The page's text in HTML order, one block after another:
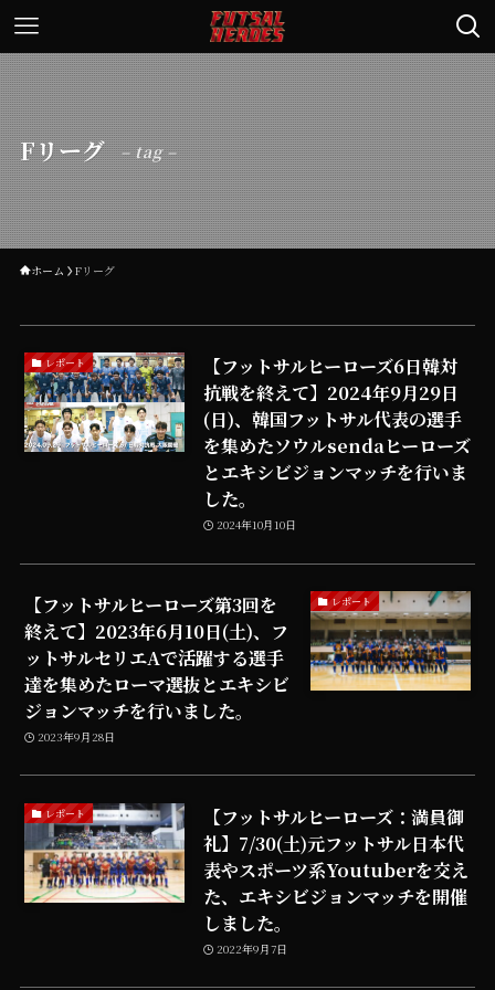
Fリーグ – tag –
ホーム Fリーグ
レポート
【フットサルヒーローズ6日韓対
抗戦を終えて】2024年9月29日
(日)、韓国フットサル代表の選手
を集めたソウルsendaヒーローズ
とエキシビジョンマッチを行いま
した。
2024年10月10日
レポート
【フットサルヒーローズ第3回を
終えて】2023年6月10日(土)、フ
ットサルセリエAで活躍する選手
達を集めたローマ選抜とエキシビ
ジョンマッチを行いました。
2023年9月28日
レポート
【フットサルヒーローズ：満員御
礼】7/30(土)元フットサル日本代
表やスポーツ系Youtuberを交え
た、エキシビジョンマッチを開催
しました。
2022年9月7日